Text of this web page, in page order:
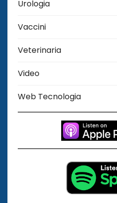
Urologia
Vaccini
Veterinaria
Video
Web Tecnologia